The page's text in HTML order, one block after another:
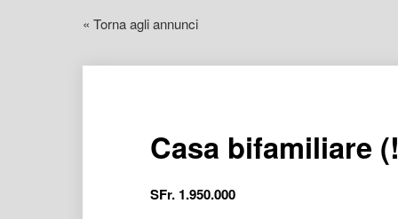
« Torna agli annunci
Casa bifamiliare
SFr. 1.950.000